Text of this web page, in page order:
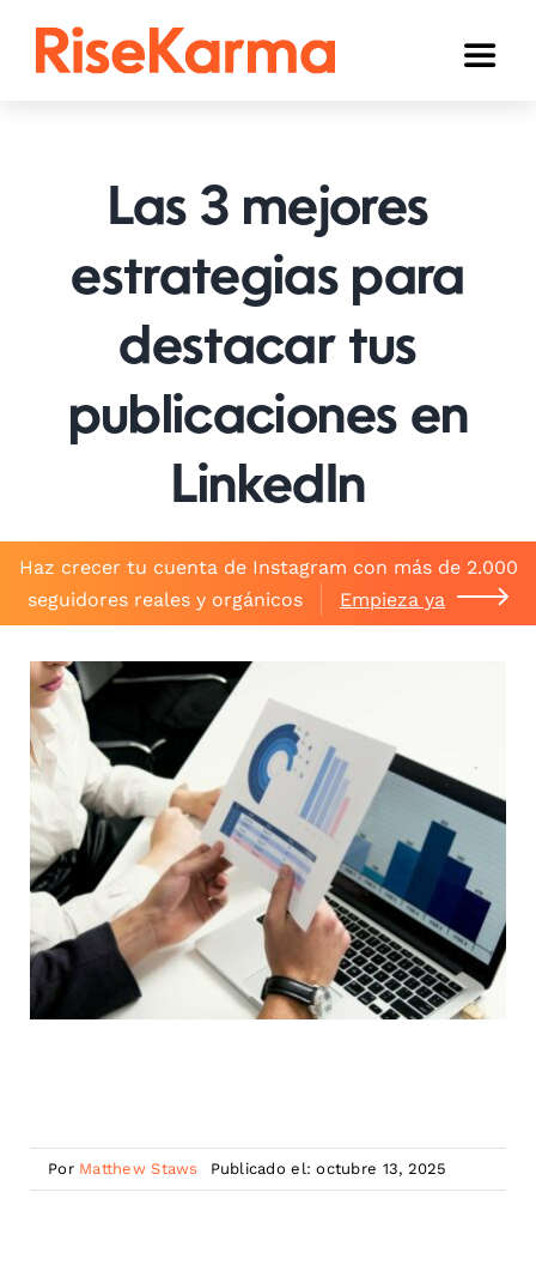
Toggle
TikTok
Facebook
Twitter (𝕏)
Otros
Las 3 mejores
estrategias para
destacar tus
publicaciones en
LinkedIn
Haz crecer tu cuenta de Instagram con más de 2.000
seguidores reales y orgánicos
Empieza ya
Por Matthew Staws Publicado el: octubre 13, 2025